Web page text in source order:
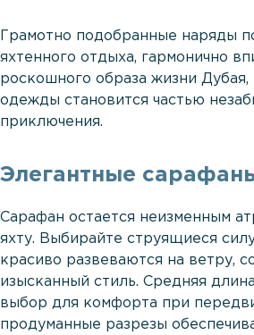
Грамотно подобранные наряды
яхтенного отдыха, гармонично
роскошного образа жизни
одежды становится частью
приключения.
Элегантные
Сарафан остается неизменным
яхту. Выбирайте струящиеся
красиво развеваются на ветру,
изысканный стиль. Средняя
выбор для комфорта при
продуманные разрезы